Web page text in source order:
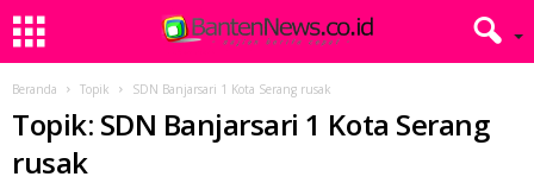
Beranda Topik SDN Banjarsari 1 Kota Serang rusak
Topik: SDN Banjarsari 1 Kota Serang
rusak